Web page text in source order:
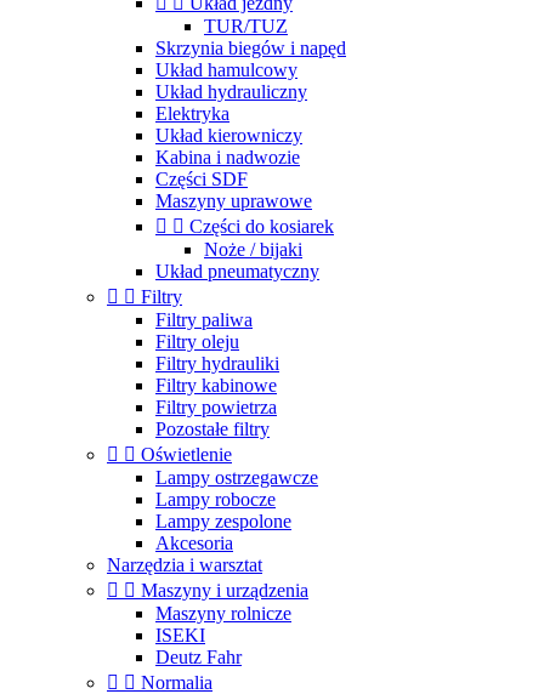
TUR/TUZ
Skrzynia biegów i napęd
Układ hamulcowy
Układ hydrauliczny
Elektryka
Układ kierowniczy
Kabina i nadwozie
Części SDF
Maszyny uprawowe
  Części do kosiarek
Noże / bijaki
Układ pneumatyczny
  Filtry
Filtry paliwa
Filtry oleju
Filtry hydrauliki
Filtry kabinowe
Filtry powietrza
Pozostałe filtry
  Oświetlenie
Lampy ostrzegawcze
Lampy robocze
Lampy zespolone
Akcesoria
Narzędzia i warsztat
  Maszyny i urządzenia
Maszyny rolnicze
ISEKI
Deutz Fahr
  Normalia